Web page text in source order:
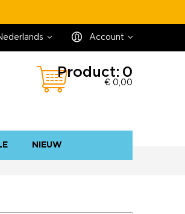
Account
Product: 0
€ 0,00
NIEUW